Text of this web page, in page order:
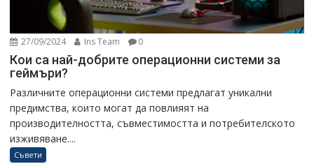
27/09/2024 Ins Team 0
Кои са най-добрите операционни системи за
геймъри?
Различните операционни системи предлагат уникални
предимства, които могат да повлияят на
производителността, съвместимостта и потребителското
изживяване....
Съвети